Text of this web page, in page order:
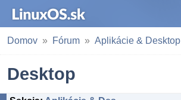
Domov Fórum Aplikácie & Desktop
Desktop